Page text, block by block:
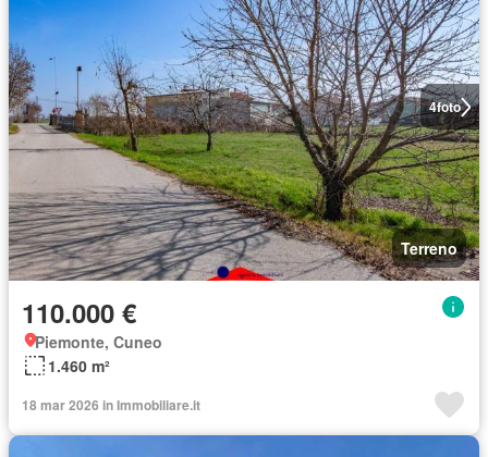
4foto
Terreno
110.000 €
Piemonte, Cuneo
1.460 m²
18 mar 2026 in Immobiliare.it